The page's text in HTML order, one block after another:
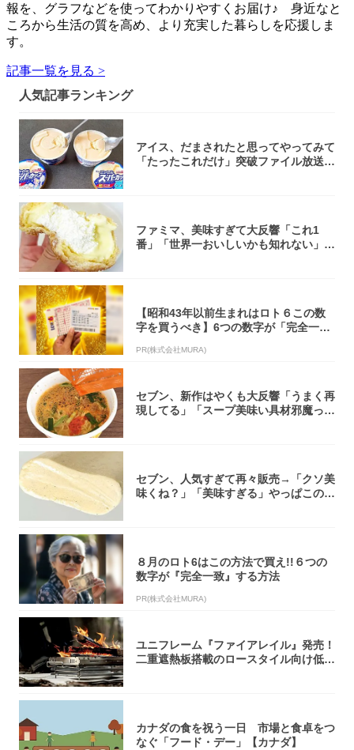
報を、グラフなどを使ってわかりやすくお届け♪ 身近なと
ころから生活の質を高め、より充実した暮らしを応援しま
す。
記事一覧を見る >
人気記事ランキング
アイス、だまされたと思ってやってみて
「たったこれだけ」突破ファイル放送で
ファミマ、美味すぎて大反響「これ1
番」「世界一おいしいかも知れない」
【昭和43年以前生まれはロト６この数
字を買うべき】6つの数字が「完全一
PR(株式会社MURA)
セブン、新作はやくも大反響「うまく再
現してる」「スープ美味い具材邪魔って
セブン、人気すぎて再々販売→「クソ美
味くね？」「美味すぎる」やっぱこのク
８月のロト6はこの方法で買え!!６つの
数字が『完全一致』する方法
PR(株式会社MURA)
ユニフレーム『ファイアレイル』発売！
二重遮熱板搭載のロースタイル向け低型
カナダの食を祝う一日 市場と食卓をつ
なぐ「フード・デー」【カナダ】